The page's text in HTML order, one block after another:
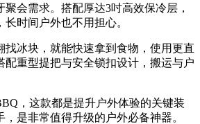
会需求。搭配厚达3吋高效保冷层，
时间户外也不用担心。
找冰块，就能快速拿到食物，使用更直
配重型提把与安全锁扣设计，搬运与户
，这款都是提升户外体验的关键装
是非常值得升级的户外必备神器。